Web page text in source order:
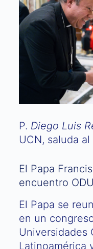
P. Diego Luis
UCN, saluda
El Papa
encuentro
El Papa se
en un
Universidades
Latinoamérica